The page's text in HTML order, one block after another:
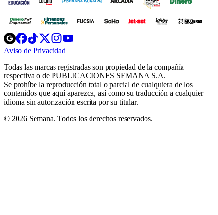
Opens
in
new
Opens
in
new
Opens
in
new
window
Opens
new
windowwindow
Aviso de Privacidad
new
window
Todas las marcas registradas son propiedad de la compañía
respectiva o de PUBLICACIONES SEMANA S.A.
Se prohíbe la reproducción total o parcial de cualquiera de los
contenidos que aquí aparezca, así como su traducción a cualquier
idioma sin autorización escrita por su titular.
© 2026 Semana. Todos los derechos reservados.